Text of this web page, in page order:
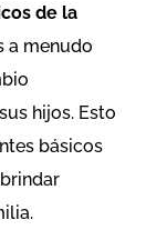
de la
a menudo
hijos. Esto
básicos